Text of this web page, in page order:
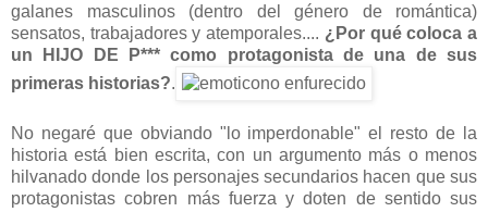
galanes masculinos (dentro del género de romántica)
sensatos, trabajadores y atemporales.... ¿Por qué coloca a
un HIJO DE P*** como protagonista de una de sus
primeras historias?.
No negaré que obviando "lo imperdonable" el resto de la
historia está bien escrita, con un argumento más o menos
hilvanado donde los personajes secundarios hacen que sus
protagonistas cobren más fuerza y doten de sentido sus